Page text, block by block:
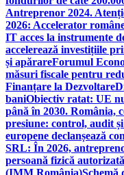
Antreprenor 2024.
2026: Accelerator
IT acces la instrumente
accelerează investițiile
și apărareForumul
măsuri fiscale pentru
Finanțare la Dezvoltare
baniObiectiv ratat: UE
până în 2030. România,
presiune: control, audit
europene declanșează
SRL: În 2026,
persoană fizică
(IMM România)Schemă